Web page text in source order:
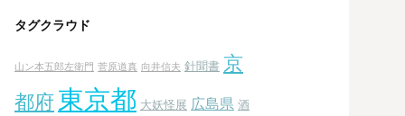
イ
タグクラウド
山ン本五郎左衛門 菅原道真 向井信夫 針聞書 京
都府 東京都 大妖怪展 広島県 酒